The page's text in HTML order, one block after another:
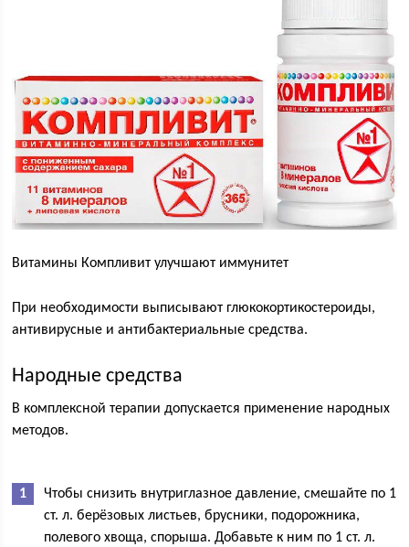
Витамины Компливит улучшают иммунитет
При необходимости выписывают глюкокортикостероиды,
антивирусные и антибактериальные средства.
Народные средства
В комплексной терапии допускается применение народных
методов.
Чтобы снизить внутриглазное давление, смешайте по 1
ст. л. берёзовых листьев, брусники, подорожника,
полевого хвоща, спорыша. Добавьте к ним по 1 ст. л.